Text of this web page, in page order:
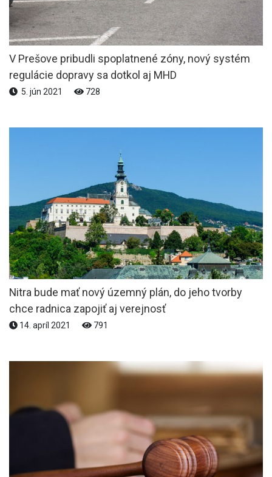
V Prešove pribudli spoplatnené zóny, nový systém
regulácie dopravy sa dotkol aj MHD
5. jún 2021 728
Nitra bude mať nový územný plán, do jeho tvorby
chce radnica zapojiť aj verejnosť
14. apríl 2021 791